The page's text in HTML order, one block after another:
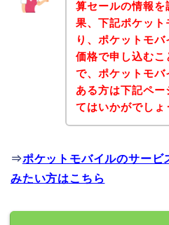
算セールの情報
果、下記ポケット
り、ポケットモ
価格で申し込む
で、ポケットモ
ある方は下記ペ
てはいかがでしょ
⇒ポケットモバイルのサービ
みたい方はこちら